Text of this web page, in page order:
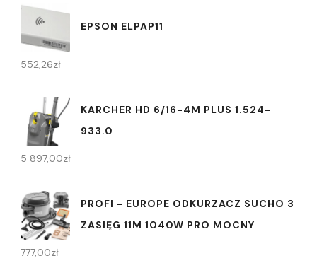
EPSON ELPAP11
552,26zł
KARCHER HD 6/16-4M PLUS 1.524-
933.0
5 897,00zł
PROFI - EUROPE ODKURZACZ SUCHO 3
ZASIĘG 11M 1040W PRO MOCNY
777,00zł